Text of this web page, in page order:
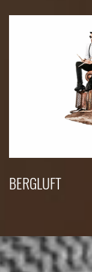
BERGLUFT